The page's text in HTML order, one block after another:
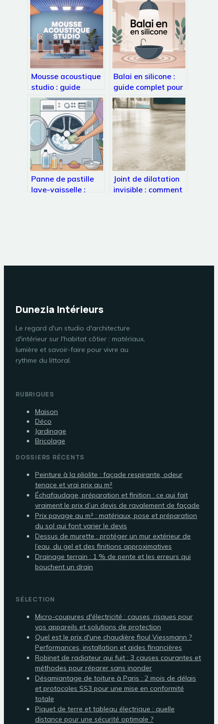
Mousse acoustique
studio : guide
complet pour un
traitement efficace
Balai en silicone :
guide complet pour
bien choisir et
l’utiliser au
quotidien
Panne de pastille
lave-vaisselle :
Joint de dilatation
invisible : comment
Dunezia Intérieurs
Le regard d'un studio d'architecture
d'intérieur sur l'habitat côtier : matériaux,
lumière et savoir-faire pour vivre au
rythme du littoral.
RUBRIQUES
Maison
Déco
Jardinage
Bricolage
DOSSIERS RÉCENTS
Peinture à la pliolite : façade respirante, odeur
tenace et vrai prix au m²
Échafaudage, préparation et finition : ce qui fait
vraiment le prix d’un devis de ravalement de façade
Prix pavage au m² : matériaux, pose et préparation
du sol qui font varier le devis
Dessus de murette : protéger un mur extérieur de
l’eau, du gel et des finitions approximatives
Drainage terrain : 1 % de pente et les erreurs qui
bouchent un drain
SÉLECTION
Micro-coupures d'électricité : causes, risques pour
vos appareils et solutions de protection
Quel est le prix d'une chaudière fioul Viessmann ?
Performances, installation et aides financières
Robinet de radiateur qui fuit : 3 causes courantes et
méthodes pour réparer sans inonder
Désamiantage de toiture à Paris : 2 mois de délais
et protocoles SS3 pour une mise en conformité
totale
Piquet de terre et tableau électrique : quelle
distance pour une sécurité optimale ?